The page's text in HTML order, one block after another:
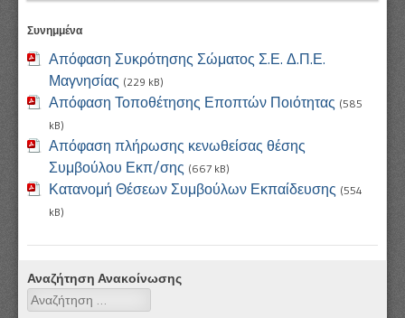
Συνημμένα
Απόφαση Συκρότησης Σώματος Σ.Ε. Δ.Π.Ε.
Μαγνησίας (229 kB)
Απόφαση Τοποθέτησης Εποπτών Ποιότητας (585
kB)
Απόφαση πλήρωσης κενωθείσας θέσης
Συμβούλου Εκπ/σης (667 kB)
Κατανομή Θέσεων Συμβούλων Εκπαίδευσης (554
kB)
Αναζήτηση Ανακοίνωσης
Αναζήτηση